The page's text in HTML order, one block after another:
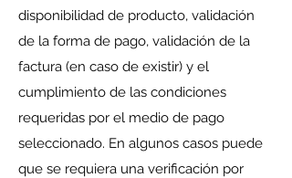
disponibilidad de producto, validación
de la forma de pago, validación de la
factura (en caso de existir) y el
cumplimiento de las condiciones
requeridas por el medio de pago
seleccionado. En algunos casos puede
que se requiera una verificación por